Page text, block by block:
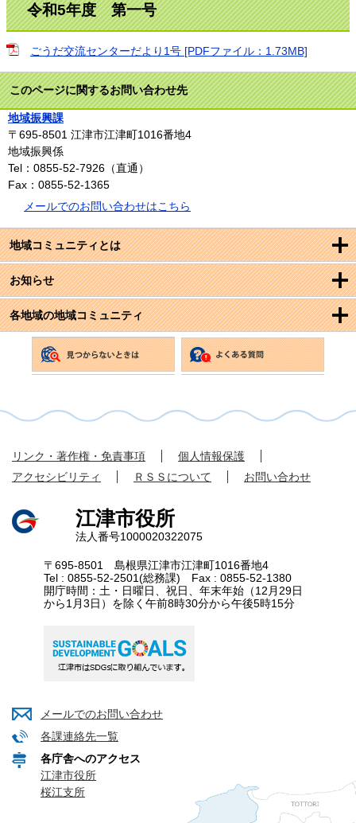
地域コミュニティとは
お知らせ
各地域の地域コミュニティ
令和5年度 第一号
ごうだ交流センターだより1号 [PDFファイル：1.73MB]
このページに関するお問い合わせ先
地域振興課
〒695-8501 江津市江津町1016番地4
地域振興係
Tel：0855-52-7926（直通）
Fax：0855-52-1365
メールでのお問い合わせはこちら
リンク・著作権・免責事項
個人情報保護
アクセシビリティ
ＲＳＳについて お問い合わせ
江津市役所
法人番号1000020322075
〒695-8501 島根県江津市江津町1016番地4
Tel : 0855-52-2501(総務課) Fax : 0855-52-1380
開庁時間：土・日曜日、祝日、年末年始（12月29日
から1月3日）を除く午前8時30分から午後5時15分
メールでのお問い合わせ
各課連絡先一覧
各庁舎へのアクセス
江津市役所
桜江支所